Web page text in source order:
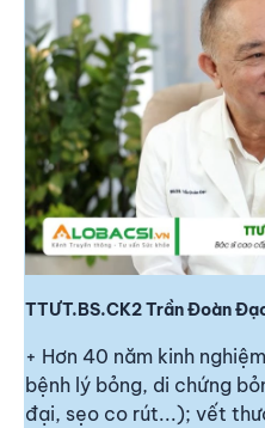
TTƯT.BS.CK2 Trần Đoàn
+ Hơn 40 năm kinh
bệnh lý bỏng, di chứng
đại, sẹo co rút...); vết